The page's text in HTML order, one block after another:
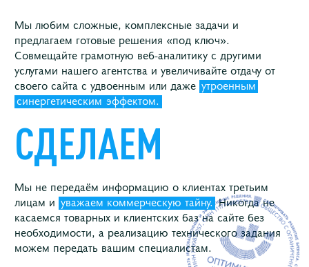
Мы любим сложные, комплексные задачи и
предлагаем готовые решения «под ключ».
Совмещайте грамотную веб-аналитику с другими
услугами нашего агентства и увеличивайте отдачу от
своего сайта с удвоенным или даже утроенным
синергетическим эффектом.
СДЕЛАЕМ
Мы не передаём информацию о клиентах третьим
лицам и уважаем коммерческую тайну.Никогда не
касаемся товарных и клиентских баз на сайте без
необходимости, а реализацию технического задания
можем передать вашим специалистам.